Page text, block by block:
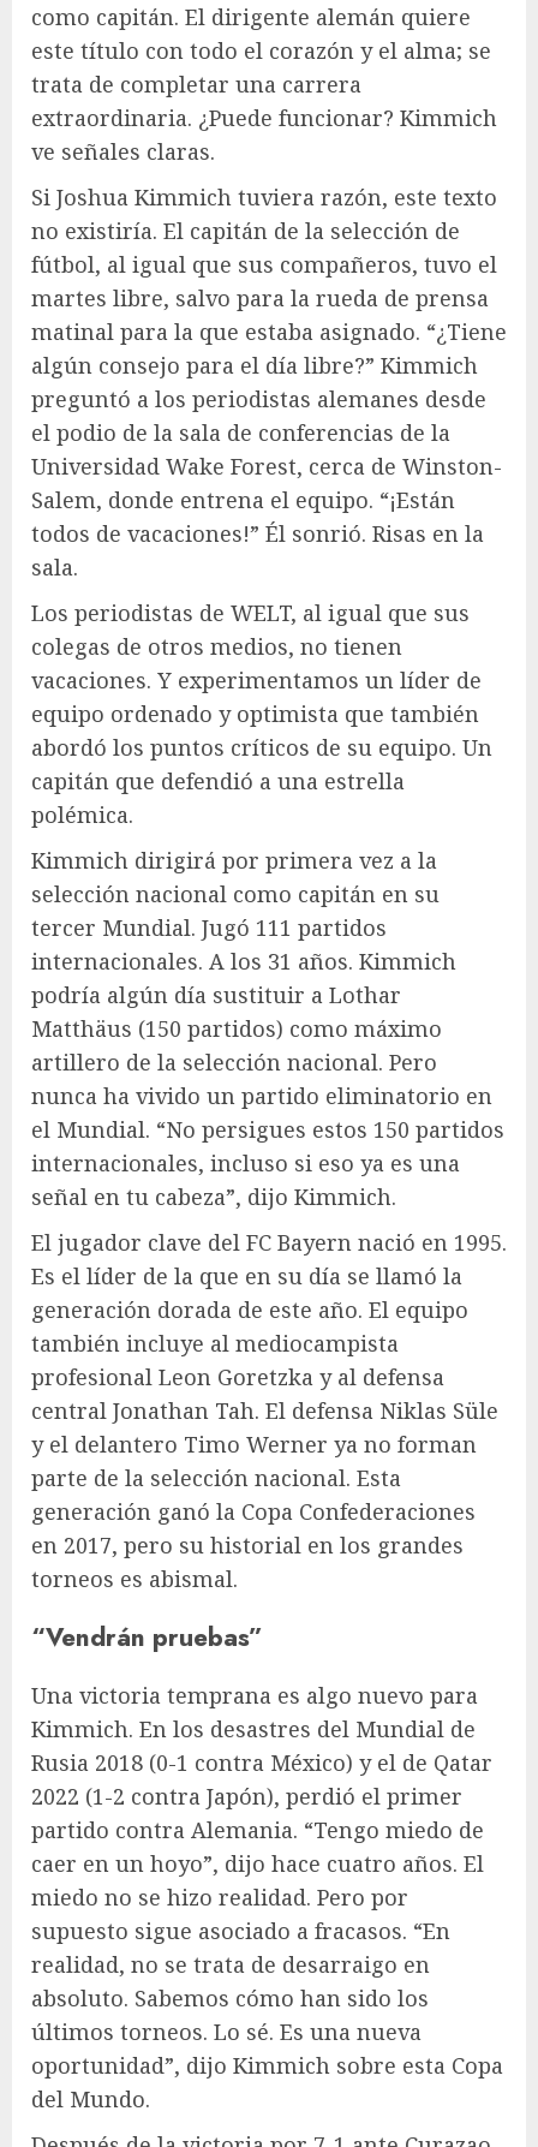
como capitán. El dirigente alemán quiere
este título con todo el corazón y el alma; se
trata de completar una carrera
extraordinaria. ¿Puede funcionar? Kimmich
ve señales claras.
Si Joshua Kimmich tuviera razón, este texto
no existiría. El capitán de la selección de
fútbol, ​​al igual que sus compañeros, tuvo el
martes libre, salvo para la rueda de prensa
matinal para la que estaba asignado. “¿Tiene
algún consejo para el día libre?” Kimmich
preguntó a los periodistas alemanes desde
el podio de la sala de conferencias de la
Universidad Wake Forest, cerca de Winston-
Salem, donde entrena el equipo. “¡Están
todos de vacaciones!” Él sonrió. Risas en la
sala.
Los periodistas de WELT, al igual que sus
colegas de otros medios, no tienen
vacaciones. Y experimentamos un líder de
equipo ordenado y optimista que también
abordó los puntos críticos de su equipo. Un
capitán que defendió a una estrella
polémica.
Kimmich dirigirá por primera vez a la
selección nacional como capitán en su
tercer Mundial. Jugó 111 partidos
internacionales. A los 31 años. Kimmich
podría algún día sustituir a Lothar
Matthäus (150 partidos) como máximo
artillero de la selección nacional. Pero
nunca ha vivido un partido eliminatorio en
el Mundial. “No persigues estos 150 partidos
internacionales, incluso si eso ya es una
señal en tu cabeza”, dijo Kimmich.
El jugador clave del FC Bayern nació en 1995.
Es el líder de la que en su día se llamó la
generación dorada de este año. El equipo
también incluye al mediocampista
profesional Leon Goretzka y al defensa
central Jonathan Tah. El defensa Niklas Süle
y el delantero Timo Werner ya no forman
parte de la selección nacional. Esta
generación ganó la Copa Confederaciones
en 2017, pero su historial en los grandes
torneos es abismal.
“Vendrán pruebas”
Una victoria temprana es algo nuevo para
Kimmich. En los desastres del Mundial de
Rusia 2018 (0-1 contra México) y el de Qatar
2022 (1-2 contra Japón), perdió el primer
partido contra Alemania. “Tengo miedo de
caer en un hoyo”, dijo hace cuatro años. El
miedo no se hizo realidad. Pero por
supuesto sigue asociado a fracasos. “En
realidad, no se trata de desarraigo en
absoluto. Sabemos cómo han sido los
últimos torneos. Lo sé. Es una nueva
oportunidad”, dijo Kimmich sobre esta Copa
del Mundo.